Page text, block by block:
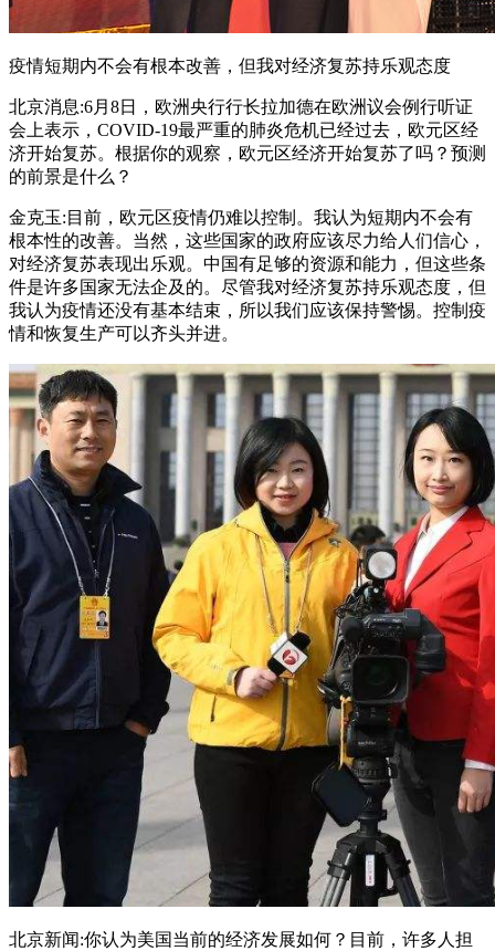
疫情短期内不会有根本改善，但我对经济复苏持乐观态度
北京消息:6月8日，欧洲央行行长拉加德在欧洲议会例行听证
会上表示，COVID-19最严重的肺炎危机已经过去，欧元区经
济开始复苏。根据你的观察，欧元区经济开始复苏了吗？预测
的前景是什么？
金克玉:目前，欧元区疫情仍难以控制。我认为短期内不会有
根本性的改善。当然，这些国家的政府应该尽力给人们信心，
对经济复苏表现出乐观。中国有足够的资源和能力，但这些条
件是许多国家无法企及的。尽管我对经济复苏持乐观态度，但
我认为疫情还没有基本结束，所以我们应该保持警惕。控制疫
情和恢复生产可以齐头并进。
北京新闻:你认为美国当前的经济发展如何？目前，许多人担